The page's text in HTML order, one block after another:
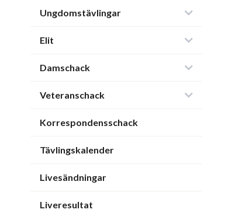
Ungdomstävlingar
Elit
Damschack
Veteranschack
Korrespondensschack
Tävlingskalender
Livesändningar
Liveresultat